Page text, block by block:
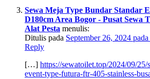
Sewa Meja Type Bundar Standar
D180cm Area Bogor - Pusat Sewa
Alat Pesta menulis:
Ditulis pada September 26, 2024
Reply
[…] https://sewatoilet.top/2024/09/25/
event-type-futura-ftr-405-stainless-